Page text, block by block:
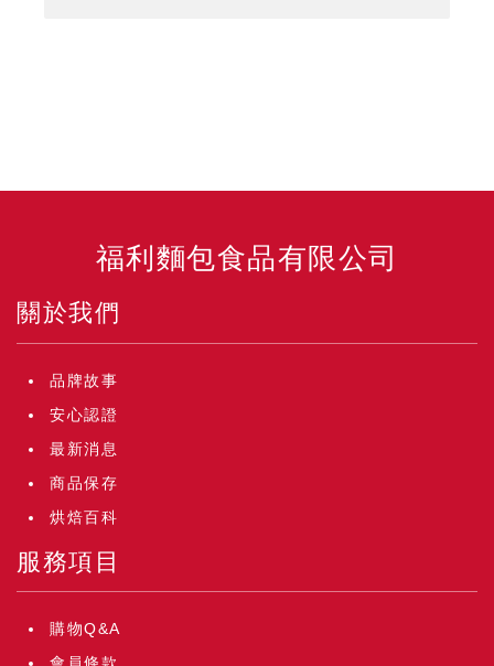
福利麵包食品有限公司
關於我們
品牌故事
安心認證
最新消息
商品保存
烘焙百科
服務項目
購物Q&A